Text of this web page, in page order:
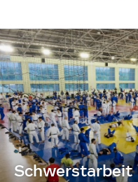
Schwerstarbeit